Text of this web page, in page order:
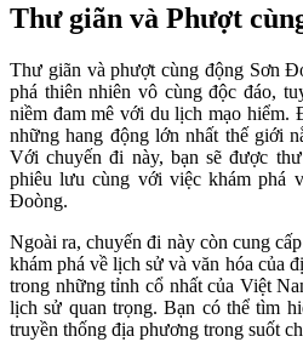
Thư giãn và Phượt
Thư giãn và phượt cùng động Sơn
phá thiên nhiên vô cùng độc đáo,
niềm đam mê với du lịch mạo
những hang động lớn nhất thế giới
Với chuyến đi này, bạn sẽ được
phiêu lưu cùng với việc khám phá
Đoòng.
Ngoài ra, chuyến đi này còn cung
khám phá về lịch sử và văn hóa của
trong những tỉnh cổ nhất của Việt
lịch sử quan trọng. Bạn có thể tìm
truyền thống địa phương trong suốt